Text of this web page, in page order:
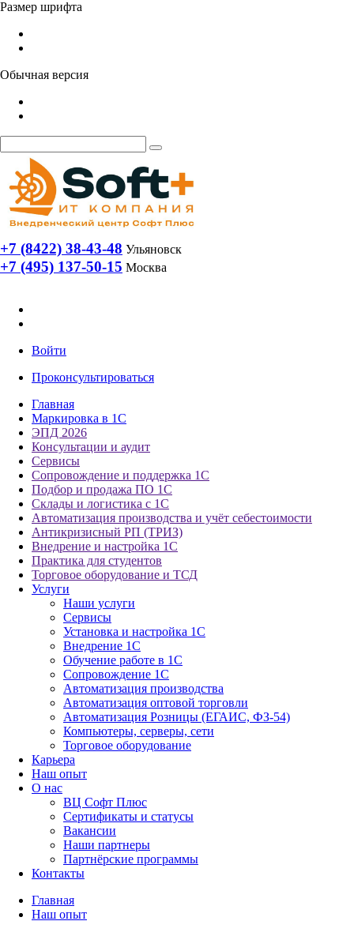
Размер шрифта
Обычная версия
+7 (8422) 38-43-48 Ульяновск
+7 (495) 137-50-15 Москва
Войти
Проконсультироваться
Главная
Маркировка в 1С
ЭПД 2026
Консультации и аудит
Сервисы
Сопровождение и поддержка 1С
Подбор и продажа ПО 1С
Склады и логистика с 1С
Автоматизация производства и учёт себестоимости
Антикризисный РП (ТРИЗ)
Внедрение и настройка 1С
Практика для студентов
Торговое оборудование и ТСД
Услуги
Наши услуги
Сервисы
Установка и настройка 1С
Внедрение 1С
Обучение работе в 1С
Сопровождение 1С
Автоматизация производства
Автоматизация оптовой торговли
Автоматизация Розницы (ЕГАИС, ФЗ-54)
Компьютеры, серверы, сети
Торговое оборудование
Карьера
Наш опыт
О нас
ВЦ Софт Плюс
Сертификаты и статусы
Вакансии
Наши партнеры
Партнёрские программы
Контакты
Главная
Наш опыт